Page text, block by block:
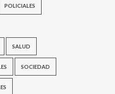
POLICIALES
SALUD
SOCIEDAD